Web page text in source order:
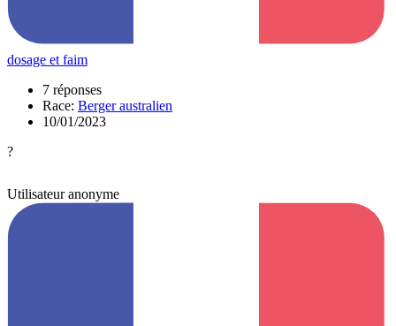
dosage et faim
7 réponses
Race: Berger australien
10/01/2023
?
Utilisateur anonyme